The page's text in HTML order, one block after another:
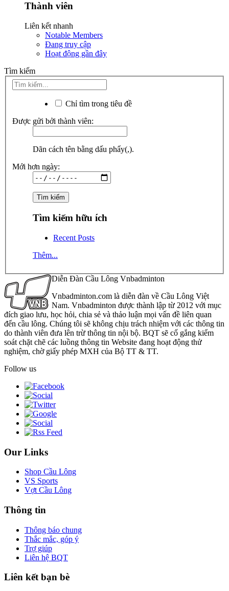
Thành viên
Liên kết nhanh
Notable Members
Đang truy cập
Hoạt động gần đây
Tìm kiếm
Chỉ tìm trong tiêu đề
Được gửi bởi thành viên:
Dãn cách tên bằng dấu phẩy(,).
Mới hơn ngày:
Tìm kiếm hữu ích
Recent Posts
Thêm...
Diễn Đàn Cầu Lông Vnbadminton
Vnbadminton.com là diễn đàn về Cầu Lông Việt
Nam. Vnbadminton được thành lập từ 2012 với mục
đích giao lưu, học hỏi, chia sẻ và thảo luận mọi vấn đề liên quan
đến cầu lông. Chúng tôi sẽ không chịu trách nhiệm với các thông tin
do thành viên đưa lên trừ thông tin nội bộ. BQT sẽ cố gắng kiểm
soát chặt chẽ các luồng thông tin Website đang hoạt động thử
nghiệm, chờ giấy phép MXH của Bộ TT & TT.
Follow us
Our Links
Shop Cầu Lông
VS Sports
Vợt Cầu Lông
Thông tin
Thông báo chung
Thắc mắc, góp ý
Trợ giúp
Liên hệ BQT
Liên kết bạn bè